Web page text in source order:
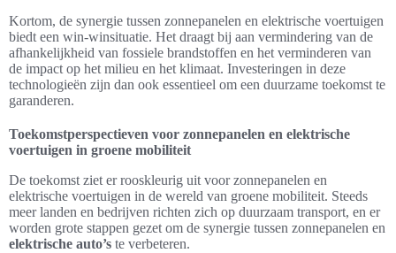
Kortom, de synergie tussen zonnepanelen en elektrische voertuigen
biedt een win-winsituatie. Het draagt bij aan vermindering van de
afhankelijkheid van fossiele brandstoffen en het verminderen van
de impact op het milieu en het klimaat. Investeringen in deze
technologieën zijn dan ook essentieel om een duurzame toekomst te
garanderen.
Toekomstperspectieven voor zonnepanelen en elektrische
voertuigen in groene mobiliteit
De toekomst ziet er rooskleurig uit voor zonnepanelen en
elektrische voertuigen in de wereld van groene mobiliteit. Steeds
meer landen en bedrijven richten zich op duurzaam transport, en er
worden grote stappen gezet om de synergie tussen zonnepanelen en
elektrische auto’s te verbeteren.